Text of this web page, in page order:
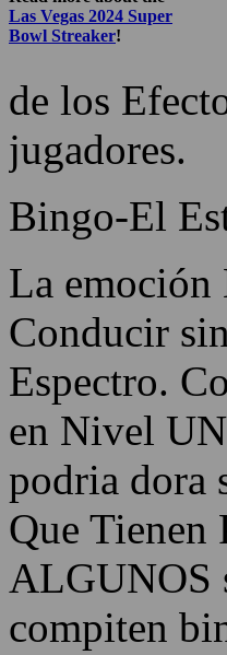
Las Vegas 2024 Super
Bowl Streaker!
de los
jugadores.
Bingo-El
La emoción
Conducir
Espectro.
en Nivel
podria dora
Que Tienen
ALGUNOS
compiten